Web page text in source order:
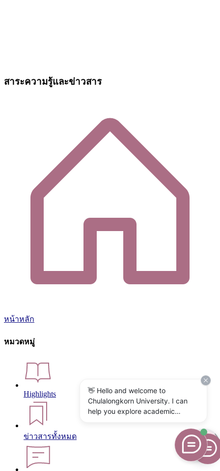
สาระความรู้และข่าวสาร
หน้าหลัก
หมวดหมู่
Highlights
ข่าวสารทั้งหมด
👋 Hello and welcome to
Chulalongkorn University. I can
help you explore academic